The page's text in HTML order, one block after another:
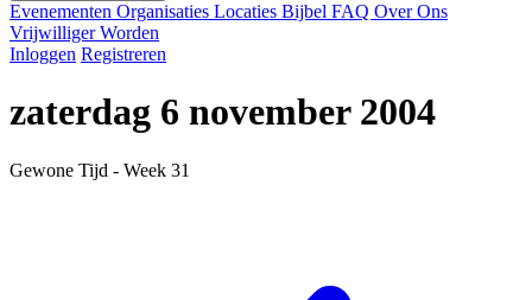
Evenementen Organisaties Locaties Bijbel FAQ Over Ons
Vrijwilliger Worden
Inloggen Registreren
zaterdag 6 november 2004
Gewone Tijd - Week 31